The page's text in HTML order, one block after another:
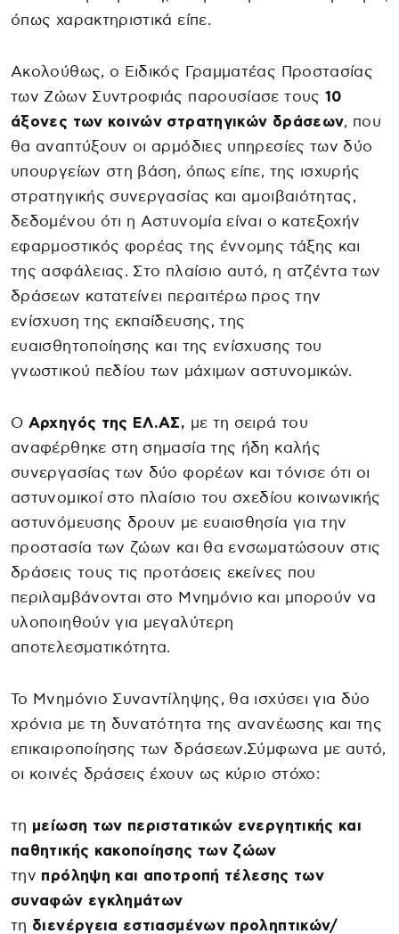
όπως χαρακτηριστικά είπε.
Ακολούθως, ο Ειδικός Γραμματέας Προστασίας
των Ζώων Συντροφιάς παρουσίασε τους 10
άξονες των κοινών στρατηγικών δράσεων, που
θα αναπτύξουν οι αρμόδιες υπηρεσίες των δύο
υπουργείων στη βάση, όπως είπε, της ισχυρής
στρατηγικής συνεργασίας και αμοιβαιότητας,
δεδομένου ότι η Αστυνομία είναι ο κατεξοχήν
εφαρμοστικός φορέας της έννομης τάξης και
της ασφάλειας. Στο πλαίσιο αυτό, η ατζέντα των
δράσεων κατατείνει περαιτέρω προς την
ενίσχυση της εκπαίδευσης, της
ευαισθητοποίησης και της ενίσχυσης του
γνωστικού πεδίου των μάχιμων αστυνομικών.
Ο Αρχηγός της ΕΛ.ΑΣ, με τη σειρά του
αναφέρθηκε στη σημασία της ήδη καλής
συνεργασίας των δύο φορέων και τόνισε ότι οι
αστυνομικοί στο πλαίσιο του σχεδίου κοινωνικής
αστυνόμευσης δρουν με ευαισθησία για την
προστασία των ζώων και θα ενσωματώσουν στις
δράσεις τους τις προτάσεις εκείνες που
περιλαμβάνονται στο Μνημόνιο και μπορούν να
υλοποιηθούν για μεγαλύτερη
αποτελεσματικότητα.
Το Μνημόνιο Συναντίληψης, θα ισχύσει για δύο
χρόνια με τη δυνατότητα της ανανέωσης και της
επικαιροποίησης των δράσεων.Σύμφωνα με αυτό,
οι κοινές δράσεις έχουν ως κύριο στόχο:
τη μείωση των περιστατικών ενεργητικής και
παθητικής κακοποίησης των ζώων
την πρόληψη και αποτροπή τέλεσης των
συναφών εγκλημάτων
τη διενέργεια εστιασμένων προληπτικών/